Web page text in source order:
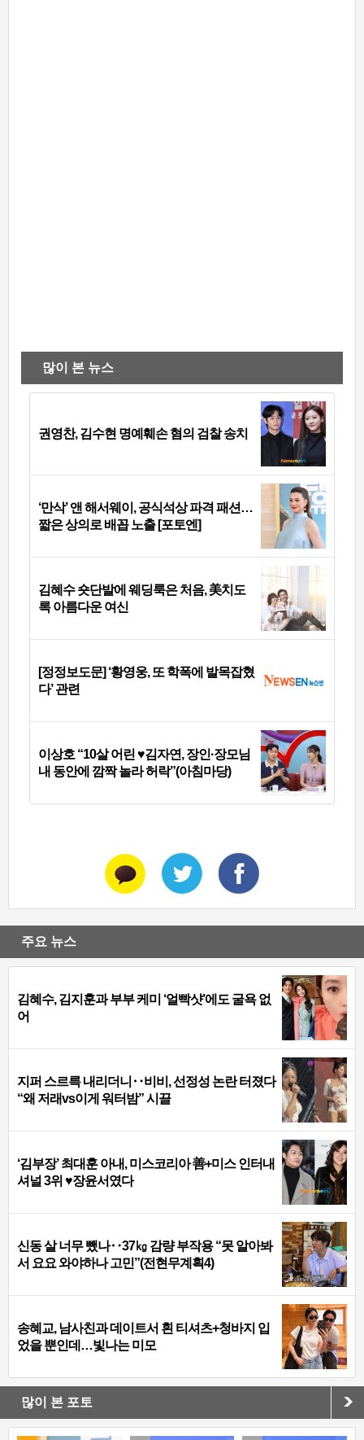
많이 본 뉴스
권영찬, 김수현 명예훼손 혐의 검찰 송치
‘만삭’ 앤 해서웨이, 공식석상 파격 패션…
짧은 상의로 배꼽 노출 [포토엔]
김혜수 숏단발에 웨딩룩은 처음, 美치도
록 아름다운 여신
[정정보도문] ‘황영웅, 또 학폭에 발목잡혔
다’ 관련
이상호 “10살 어린 ♥김자연, 장인·장모님
내 동안에 깜짝 놀라 허락”(아침마당)
주요 뉴스
김혜수, 김지훈과 부부 케미 ‘얼빡샷’에도 굴욕 없
어
지퍼 스르륵 내리더니‥비비, 선정성 논란 터졌다
“왜 저래vs이게 워터밤” 시끌
‘김부장’ 최대훈 아내, 미스코리아 善+미스 인터내
셔널 3위 ♥장윤서였다
신동 살 너무 뺐나‥37㎏ 감량 부작용 “못 알아봐
서 요요 와야하나 고민”(전현무계획4)
송혜교, 남사친과 데이트서 흰 티셔츠+청바지 입
었을 뿐인데…빛나는 미모
많이 본 포토